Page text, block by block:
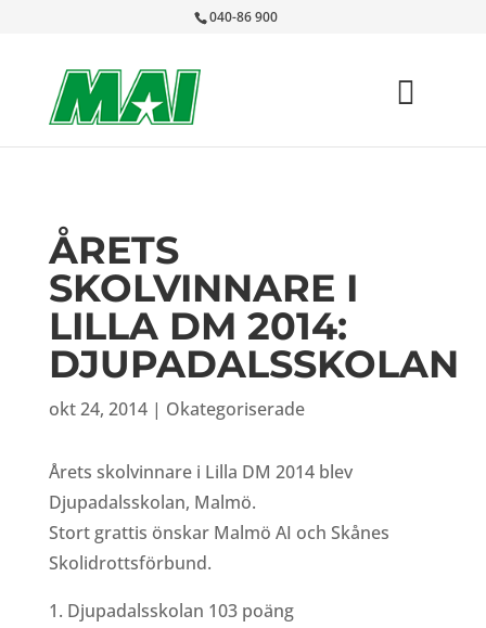
040-86 900
ÅRETS
SKOLVINNARE I
LILLA DM 2014:
DJUPADALSSKOLAN
okt 24, 2014| Okategoriserade
Årets skolvinnare i Lilla DM 2014 blev
Djupadalsskolan, Malmö.
Stort grattis önskar Malmö AI och Skånes
Skolidrottsförbund.
1. Djupadalsskolan 103 poäng